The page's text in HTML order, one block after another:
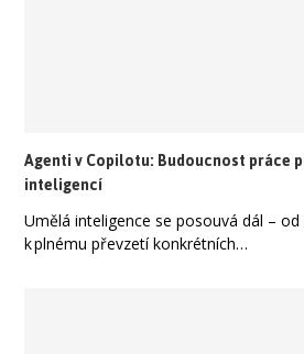
Agenti v Copilotu: Budoucnost práce
inteligencí
Umělá inteligence se posouvá dál –
k plnému převzetí konkrétních…